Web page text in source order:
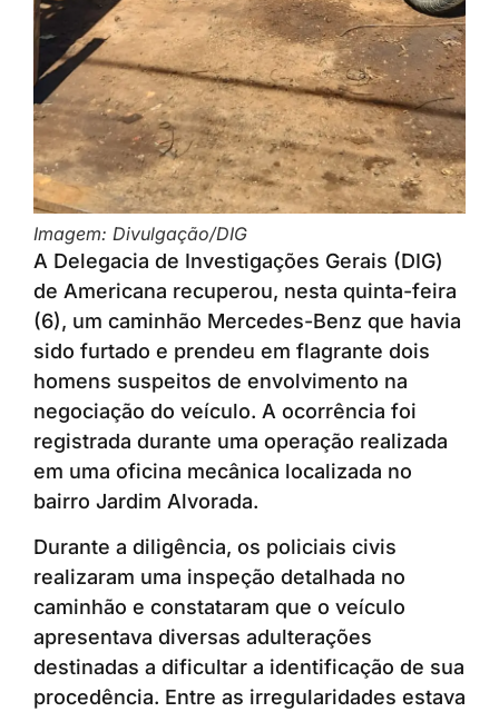
Imagem: Divulgação/DIG
A Delegacia de Investigações Gerais (DIG)
de Americana recuperou, nesta quinta-feira
(6), um caminhão Mercedes-Benz que havia
sido furtado e prendeu em flagrante dois
homens suspeitos de envolvimento na
negociação do veículo. A ocorrência foi
registrada durante uma operação realizada
em uma oficina mecânica localizada no
bairro Jardim Alvorada.
Durante a diligência, os policiais civis
realizaram uma inspeção detalhada no
caminhão e constataram que o veículo
apresentava diversas adulterações
destinadas a dificultar a identificação de sua
procedência. Entre as irregularidades estava